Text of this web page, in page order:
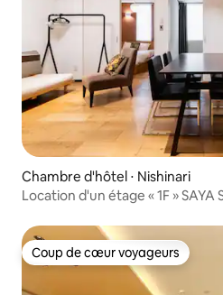
Chambre d'hôtel ⋅ Nishinari
Location d'un étage « 1F »
Coup de cœur voyageurs
Coup de cœur voyageurs